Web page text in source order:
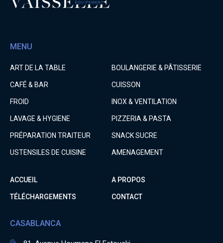
MENU
ART DE LA TABLE BOULANGERIE & PÂTISSERIE
CAFÉ & BAR CUISSON
FROID INOX & VENTILATION
LAVAGE & HYGIENE PIZZERIA & PASTA
PRÉPARATION TRAITEUR SNACK SUCRE
USTENSILES DE CUISINE AMENAGEMENT
ACCUEIL A PROPOS
TÉLÉCHARGEMENTS CONTACT
CASABLANCA